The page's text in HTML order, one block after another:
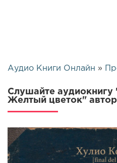
Аудио Книги Онлайн »
Слушайте аудиокнигу
Желтый цветок"